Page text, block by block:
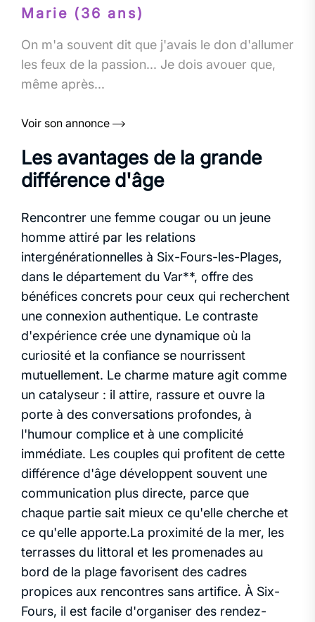
Marie (36 ans)
On m'a souvent dit que j'avais le don d'allumer
les feux de la passion... Je dois avouer que,
même après...
Voir son annonce
Les avantages de la grande
différence d'âge
Rencontrer une femme cougar ou un jeune
homme attiré par les relations
intergénérationnelles à Six-Fours-les-Plages,
dans le département du Var**, offre des
bénéfices concrets pour ceux qui recherchent
une connexion authentique. Le contraste
d'expérience crée une dynamique où la
curiosité et la confiance se nourrissent
mutuellement. Le charme mature agit comme
un catalyseur : il attire, rassure et ouvre la
porte à des conversations profondes, à
l'humour complice et à une complicité
immédiate. Les couples qui profitent de cette
différence d'âge développent souvent une
communication plus directe, parce que
chaque partie sait mieux ce qu'elle cherche et
ce qu'elle apporte.La proximité de la mer, les
terrasses du littoral et les promenades au
bord de la plage favorisent des cadres
propices aux rencontres sans artifice. À Six-
Fours, il est facile d'organiser des rendez-